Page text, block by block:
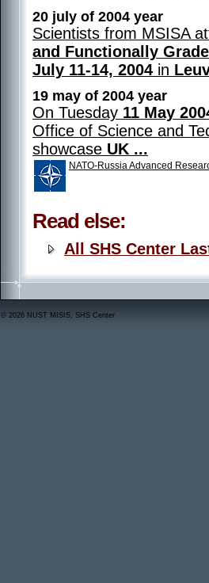
20 july of 2004 year
Scientists from MSISA
and Functionally
July 11-14, 2004 in
19 may of 2004 year
On Tuesday 11 May
Office of Science and
showcase UK ...
NATO-Russia Advanced
Read else:
All SHS Center
© 2026 NUST MISIS, SHS Center